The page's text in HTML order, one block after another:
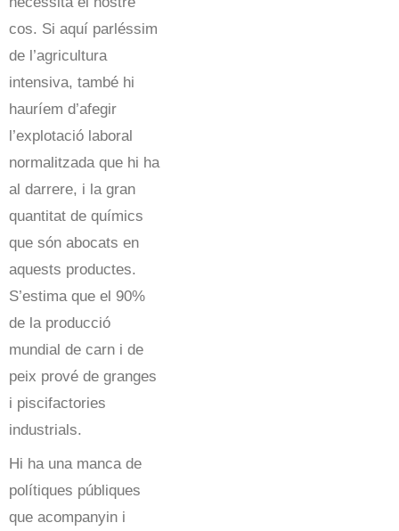
cos. Si aquí parléssim
de l’agricultura
intensiva, també hi
hauríem d’afegir
l’explotació laboral
normalitzada que hi ha
al darrere, i la gran
quantitat de químics
que són abocats en
aquests productes.
S’estima que el 90%
de la producció
mundial de carn i de
peix prové de granges
i piscifactories
industrials.
Hi ha una manca de
polítiques públiques
que acompanyin i